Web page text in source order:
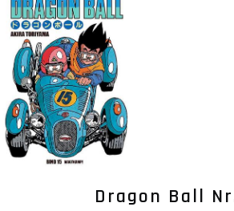
Dragon Ball